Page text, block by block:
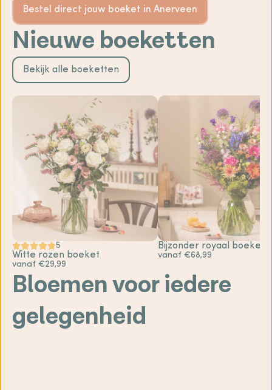
Bestel direct jouw boeket in Anerveen
Nieuwe boeketten
Bekijk alle boeketten
5
Witte rozen boeket
vanaf €29,99
Bijzonder royaal boeket
vanaf €68,99
Bloemen voor iedere
gelegenheid
Sterkte